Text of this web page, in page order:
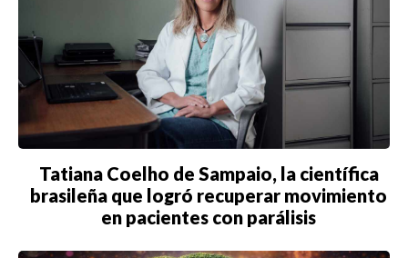
Tatiana Coelho de Sampaio, la científica
brasileña que logró recuperar movimiento
en pacientes con parálisis